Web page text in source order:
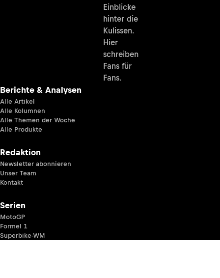
Einblicke
hinter die
Kulissen.
Hier
schreiben
Fans für
Fans.
Berichte & Analysen
Alle Artikel
Alle Kolumnen
Alle Themen der Woche
Alle Produkte
Redaktion
Newsletter abonnieren
Unser Team
Kontakt
Serien
MotoGP
Formel 1
Superbike-WM